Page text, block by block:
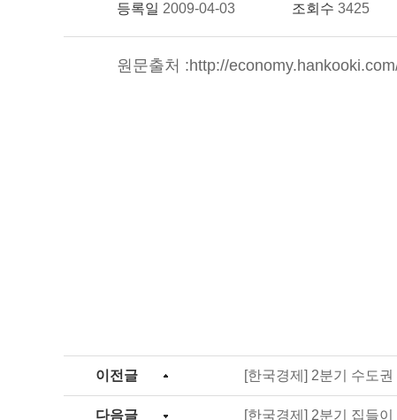
등록일 2009-04-03 조회수 3425
원문출처 :http://
이전글 [한국경제] 2분기 수도권
다음글 [한국경제] 2분기 집들